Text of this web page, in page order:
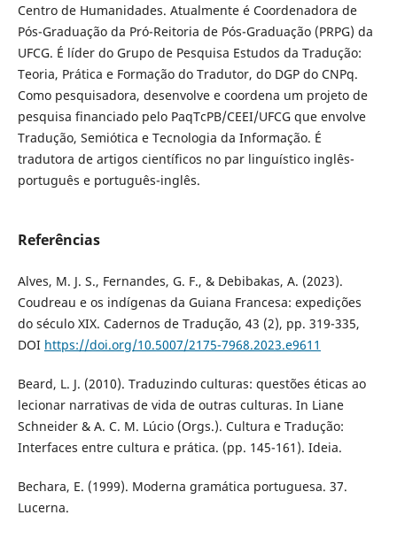
Centro de Humanidades. Atualmente é Coordenadora de
Pós-Graduação da Pró-Reitoria de Pós-Graduação (PRPG) da
UFCG. É líder do Grupo de Pesquisa Estudos da Tradução:
Teoria, Prática e Formação do Tradutor, do DGP do CNPq.
Como pesquisadora, desenvolve e coordena um projeto de
pesquisa financiado pelo PaqTcPB/CEEI/UFCG que envolve
Tradução, Semiótica e Tecnologia da Informação. É
tradutora de artigos científicos no par linguístico inglês-
português e português-inglês.
Referências
Alves, M. J. S., Fernandes, G. F., & Debibakas, A. (2023).
Coudreau e os indígenas da Guiana Francesa: expedições
do século XIX. Cadernos de Tradução, 43 (2), pp. 319-335,
DOI https://doi.org/10.5007/2175-7968.2023.e9611
Beard, L. J. (2010). Traduzindo culturas: questões éticas ao
lecionar narrativas de vida de outras culturas. In Liane
Schneider & A. C. M. Lúcio (Orgs.). Cultura e Tradução:
Interfaces entre cultura e prática. (pp. 145-161). Ideia.
Bechara, E. (1999). Moderna gramática portuguesa. 37.
Lucerna.